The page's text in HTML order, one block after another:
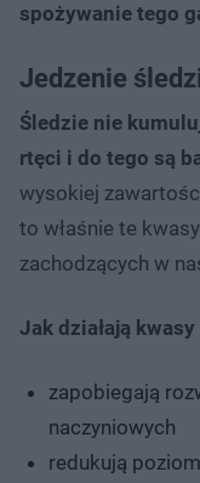
spożywanie tego
Jedzenie
Śledzie nie
rtęci i do tego są
wysokiej
to właśnie te
zachodzących w
Jak działają
zapobiegają
naczyniowych
redukują